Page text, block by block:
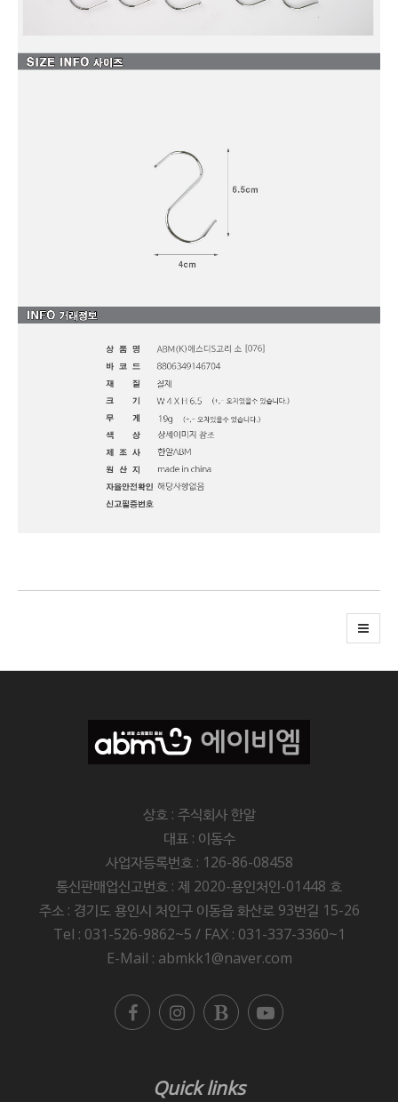
상호 : 주식회사 한알
대표 : 이동수
사업자등록번호 : 126-86-08458
통신판매업신고번호 : 제 2020-용인처인-01448 호
주소 : 경기도 용인시 처인구 이동읍 화산로 93번길 15-26
Tel : 031-526-9862~5 / FAX : 031-337-3360~1
E-Mail : abmkk1@naver.com
Quick links